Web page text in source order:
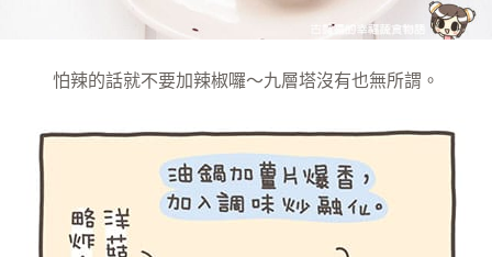
怕辣的話就不要加辣椒囉～九層塔沒有也無所謂。